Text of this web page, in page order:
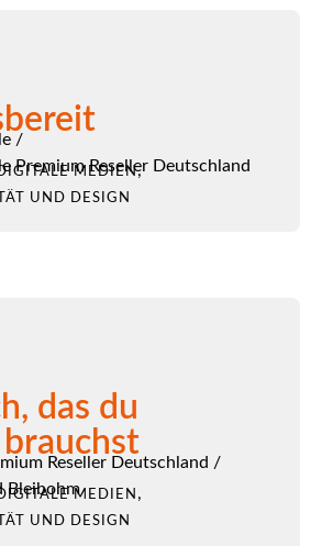
/
Premium Reseller Deutschland
MEDIEN,
UND DESIGN
das du
Reseller Deutschland /
BleibohmMEDIEN ,
UND DESIGN